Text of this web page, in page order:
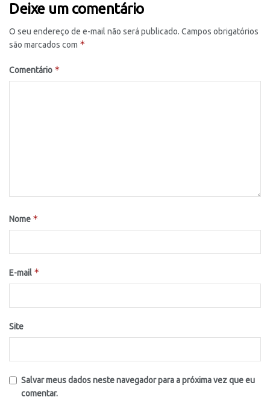
Deixe um comentário
O seu endereço de e-mail não será publicado. Campos obrigatórios
são marcados com *
Comentário *
Nome *
E-mail *
Site
Salvar meus dados neste navegador para a próxima vez que eu
comentar.